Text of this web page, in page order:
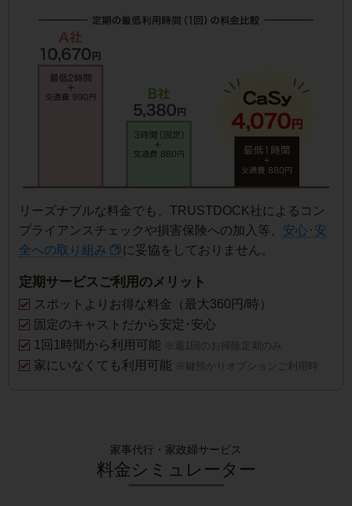
リーズナブルな料金でも、TRUSTDOCK社によるコン
プライアンスチェックや損害保険への加入等、 安心･安
全への取り組み
に妥協をしておりません。
定期サービスご利用のメリット
スポットよりお得な料金（最大360円/時）
固定のキャストだから安定･安心
1回1時間から利用可能 ※週1回のお掃除定期のみ
家にいなくても利用可能 ※鍵預かりオプションご利用時
家事代行・家政婦サービス
料金シミュレーター